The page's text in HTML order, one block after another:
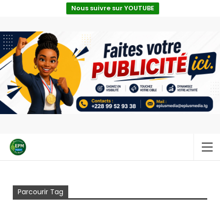
Nous suivre sur YOUTUBE
Parcourir Tag